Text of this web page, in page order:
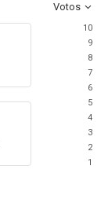
Votos
10
9
8
7
6
5
4
3
2
1